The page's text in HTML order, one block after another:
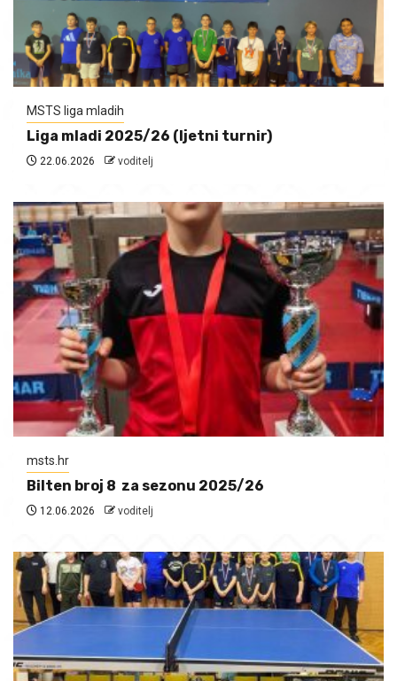
MSTS liga mladih
Liga mladi 2025/26 (ljetni turnir)
22.06.2026 voditelj
msts.hr
Bilten broj 8 za sezonu 2025/26
12.06.2026 voditelj